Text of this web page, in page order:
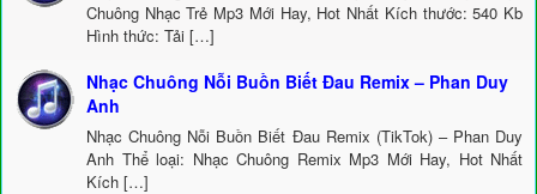
Chuông Nhạc Trẻ Mp3 Mới Hay, Hot Nhất Kích thước: 540 Kb
Hình thức: Tải […]
Nhạc Chuông Nỗi Buồn Biết Đau Remix – Phan Duy
Anh
Nhạc Chuông Nỗi Buồn Biết Đau Remix (TikTok) – Phan Duy
Anh Thể loại: Nhạc Chuông Remix Mp3 Mới Hay, Hot Nhất
Kích […]